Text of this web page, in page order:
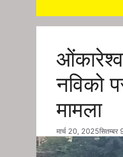
नविको
मामला
मार्च 20, 2025